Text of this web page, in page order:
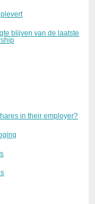
blijven van de laatste
in their employer?